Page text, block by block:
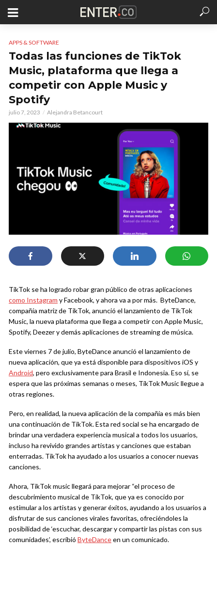
APPS & SOFTWARE
Todas las funciones de TikTok
Music, plataforma que llega a
competir con Apple Music y
Spotify
julio 7, 2023 Alejandra Betancourt
TikTok se ha logrado robar gran público de otras aplicaciones
como Instagram y Facebook, y ahora va a por más. ByteDance,
compañía matriz de TikTok, anunció el lanzamiento de TikTok
Music, la nueva plataforma que llega a competir con Apple Music,
Spotify, Deezer y demás aplicaciones de streaming de música.
Este viernes 7 de julio, ByteDance anunció el lanzamiento de
nueva aplicación, que ya está disponible para dispositivos iOS y
Android, pero exclusivamente para Brasil e Indonesia. Eso sí, se
espera que las próximas semanas o meses, TikTok Music llegue a
otras regiones.
Pero, en realidad, la nueva aplicación de la compañía es más bien
una continuación de TikTok. Esta red social se ha encargado de
brindar una verdadera experiencia musical a todos los usuarios,
incluso ha revivido grandes artistas y canciones que estaban
enterradas. TikTok ha ayudado a los usuarios a conocer nuevas
canciones.
Ahora, TikTok music llegará para mejorar “el proceso de
descubrimiento musical de TikTok, que ya es conocido por
estimular a los artistas y generar éxitos, ayudando a los usuarios a
disfrutar de sus canciones virales favoritas, ofreciéndoles la
posibilidad de ‘escuchar, descargar y compartir las pistas con sus
comunidades’, escribió ByteDanceen un comunicado.